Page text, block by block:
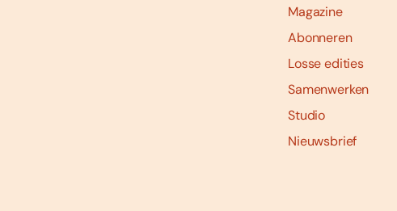
Magazine
Abonneren
Losse edities
Samenwerken
Studio
Nieuwsbrief